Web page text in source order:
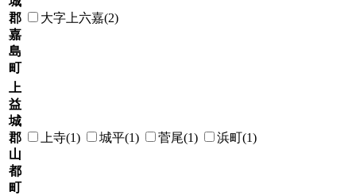
郡
嘉
島
町
大字上六嘉(2)
上
益
城
郡
山
都
町
上寺(1) 城平(1) 菅尾(1) 浜町(1)